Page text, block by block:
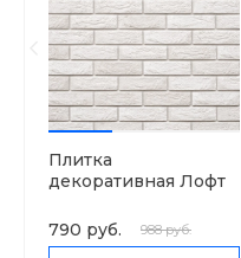
Плитка
декоративная Лофт
790 руб.
988 руб.